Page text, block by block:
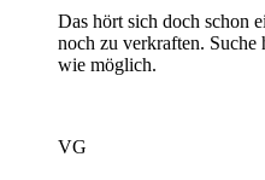
Das hört sich doch schon
noch zu verkraften. Suche
wie möglich.
VG